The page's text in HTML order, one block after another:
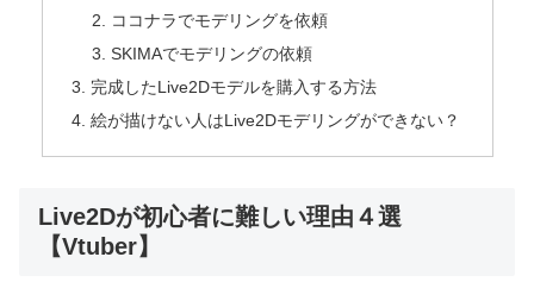
ココナラでモデリングを依頼
SKIMAでモデリングの依頼
完成したLive2Dモデルを購入する方法
絵が描けない人はLive2Dモデリングができない？
Live2Dが初心者に難しい理由４選
【Vtuber】